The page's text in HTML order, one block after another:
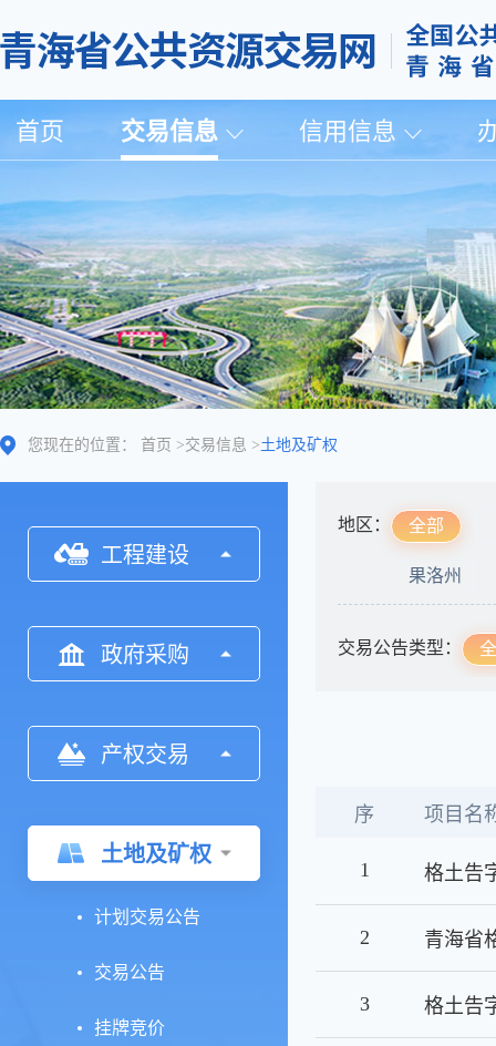
首页 交易信息 信用信息
您现在的位置： 首页 >交易信息 >土地及矿权
工程建设
政府采购
产权交易
土地及矿权
计划交易公告
交易公告
挂牌竞价
地区： 全部
果洛州
交易公告类型：
序 项目名
1 格土告
2
3 格土告